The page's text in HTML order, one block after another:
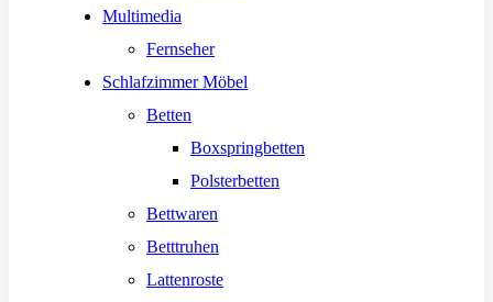
Multimedia
Fernseher
Schlafzimmer Möbel
Betten
Boxspringbetten
Polsterbetten
Bettwaren
Betttruhen
Lattenroste